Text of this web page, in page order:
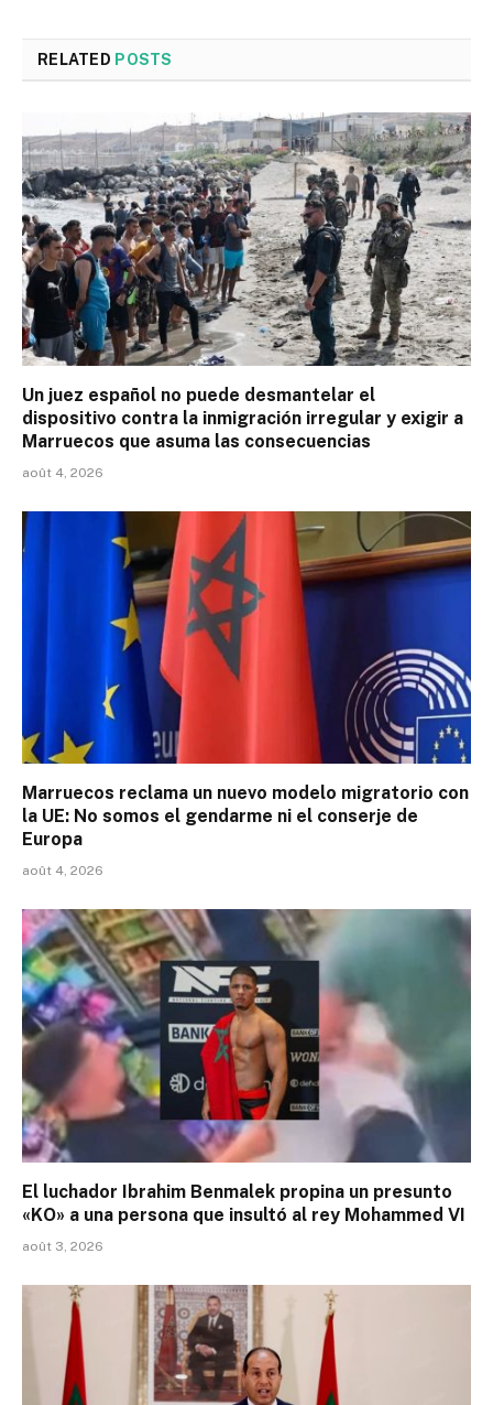
RELATED POSTS
Un juez español no puede desmantelar el
dispositivo contra la inmigración irregular y exigir a
Marruecos que asuma las consecuencias
août 4, 2026
Marruecos reclama un nuevo modelo migratorio con
la UE: No somos el gendarme ni el conserje de
Europa
août 4, 2026
El luchador Ibrahim Benmalek propina un presunto
«KO» a una persona que insultó al rey Mohammed VI
août 3, 2026